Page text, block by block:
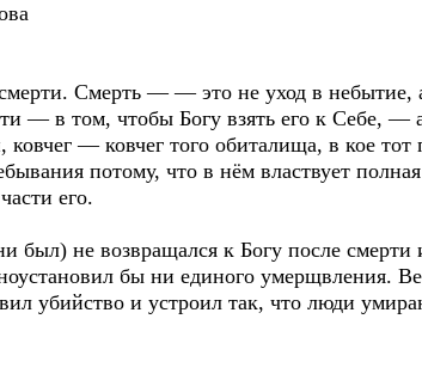
смерти. Смерть — — это не уход в
— в том, чтобы Богу взять его к Себе, —
— ковчег того обиталища, в кое тот
потому, что в нём властвует полная
его.
не возвращался к Богу после смерти
бы ни единого умерщвления.
убийство и устроил так, что люди